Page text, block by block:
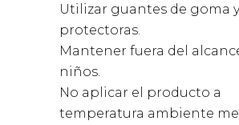
Utilizar guantes de goma
protectoras.
Mantener fuera del
niños.
No aplicar el producto a
temperatura ambiente